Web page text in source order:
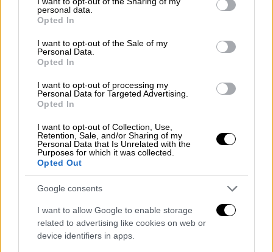
grant or deny consent to Google and its third-party tags to
use your data for below specified purposes in below Google
consent section.
personal data.
Opted In
I want to opt-out of the Sale of my
Personal Data.
Opted In
I want to opt-out of processing my
Personal Data for Targeted Advertising.
Opted In
I want to opt-out of Collection, Use,
Retention, Sale, and/or Sharing of my
Personal Data that Is Unrelated with the
Purposes for which it was collected.
Opted Out
Google consents
I want to allow Google to enable storage
related to advertising like cookies on web or
device identifiers in apps.
Έτσι, προέβη στη δοκιμαστική εκτόξευση
ενός πυραύλου στερεού καυσίμου
πρόκειται να θέσει σε τροχιά τον πρώτο
κατασκοπευτικό δορυφόρο της χώρας.
Ωστόσο, η εκτόξευση ήταν αυτή που
δημιούργησε την απόκοσμη λευκή λάμψη
στον ουρανό, η οποία και έγινε ορατή σε
επειδή ακριβώς κανείς δε γνώριζε για τα
σχέδια του στρατού, η τεράστια, λευκή
λάμψη στον ουρανό, δημιούργησε σύγχυση,
τόσο στους πολίτες, όσοκαι στην κρατική
τηλεόραση.Πολλοί έκαναν λόγο για επίθεση
που δέχονταν από τη γειτονική χώρα, ενώ
άλλοι πίστεψαν ότι επρόκειτο για
εξωγήινους.